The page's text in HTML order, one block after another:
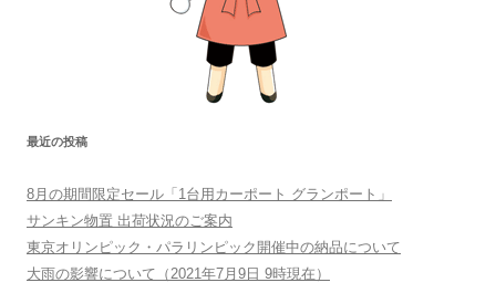
最近の投稿
8月の期間限定セール「1台用カーポート グランポート」
サンキン物置 出荷状況のご案内
東京オリンピック・パラリンピック開催中の納品について
大雨の影響について（2021年7月9日 9時現在）